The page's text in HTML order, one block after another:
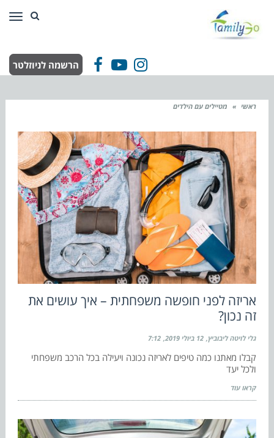
Facebook
YouTube
Instagram הרשמה לניוזלטר
ראשי » מטיילים עם הילדים
אריזה לפני חופשה משפחתית – איך עושים את
זה נכון?
גלי לויטה ליבוביץ 12 ביולי 2019 7:12
קבלו מאתנו כמה טיפים לאריזה נכונה ויעילה בכל הרכב משפחתי
ולכל יעד
קראו עוד